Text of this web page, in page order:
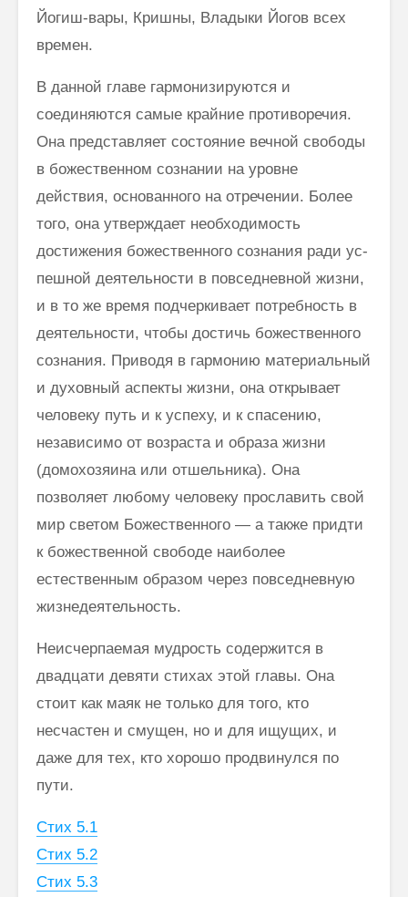
Йогиш-вары, Кришны, Владыки Йогов всех
времен.
В данной главе гармонизируются и
соединяются самые крайние про­тиворечия.
Она представляет состояние вечной свободы
в божественном сознании на уровне
действия, основанного на отречении. Более
того, она утверждает необходимость
достижения божественного сознания ради ус­
пешной деятельности в повседневной жизни,
и в то же время подчер­кивает потребность в
деятельности, чтобы достичь божественного
созна­ния. Приводя в гармонию материальный
и духовный аспекты жизни, она открывает
человеку путь и к успеху, и к спасению,
независимо от возраста и образа жизни
(домохозяина или отшельника). Она
позволяет любому человеку прославить свой
мир светом Божественного — а также придти
к божественной свободе наиболее
естественным образом через повсед­невную
жизнедеятельность.
Неисчерпаемая мудрость содержится в
двадцати девяти стихах этой главы. Она
стоит как маяк не только для того, кто
несчастен и смущен, но и для ищущих, и
даже для тех, кто хорошо продвинулся по
пути.
Стих 5.1
Стих 5.2
Стих 5.3